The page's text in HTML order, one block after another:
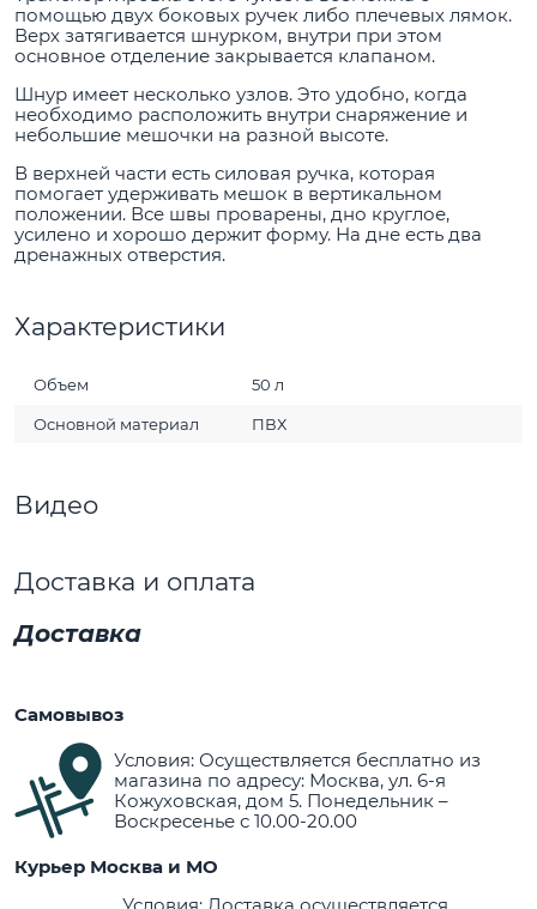
помощью двух боковых ручек либо плечевых лямок.
Верх затягивается шнурком, внутри при этом
основное отделение закрывается клапаном.
Шнур имеет несколько узлов. Это удобно, когда
необходимо расположить внутри снаряжение и
небольшие мешочки на разной высоте.
В верхней части есть силовая ручка, которая
помогает удерживать мешок в вертикальном
положении. Все швы проварены, дно круглое,
усилено и хорошо держит форму. На дне есть два
дренажных отверстия.
Характеристики
Объем 50 л
Основной материал ПВХ
Видео
Доставка и оплата
Доставка
Самовывоз
Условия: Осуществляется бесплатно из
магазина по адресу: Москва, ул. 6-я
Кожуховская, дом 5. Понедельник –
Воскресенье с 10.00-20.00
Курьер Москва и МО